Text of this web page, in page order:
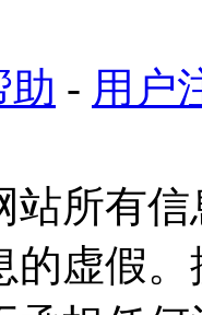
助 - 用户
站所有
的虚假